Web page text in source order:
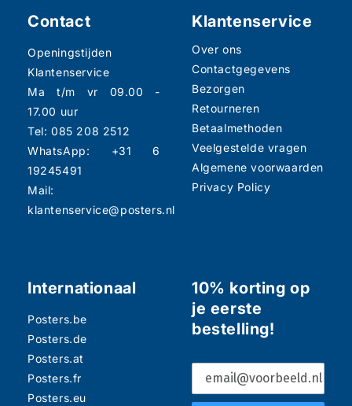
Contact
Openingstijden
Klantenservice
Ma t/m vr 09.00 -
17.00 uur
Tel: 085 208 2512
WhatsApp: +31 6
19245491
Mail:
klantenservice@posters.nl
Klantenservice
Over ons
Contactgegevens
Bezorgen
Retourneren
Betaalmethoden
Veelgestelde vragen
Algemene voorwaarden
Privacy Policy
Internationaal
Posters.be
Posters.de
Posters.at
Posters.fr
Posters.eu
10% korting op
je eerste
bestelling!